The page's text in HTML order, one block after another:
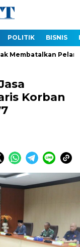
POLITIK BISNIS
Korban